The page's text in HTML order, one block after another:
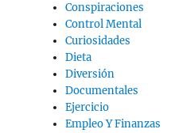
Conspiraciones
Control Mental
Curiosidades
Dieta
Diversión
Documentales
Ejercicio
Empleo Y Finanzas